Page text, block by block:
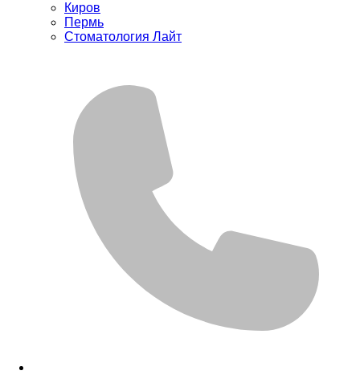
Киров
Пермь
Стоматология Лайт